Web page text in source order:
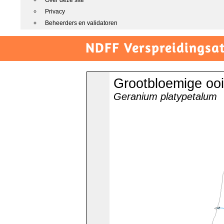
Privacy
Beheerders en validatoren
NDFF